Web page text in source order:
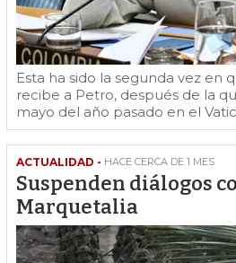
Esta ha sido la segunda vez en
recibe a Petro, después de la
mayo del año pasado en el
ACTUALIDAD - HACE CERCA DE 1 MES
Suspenden diálogos
Marquetalia